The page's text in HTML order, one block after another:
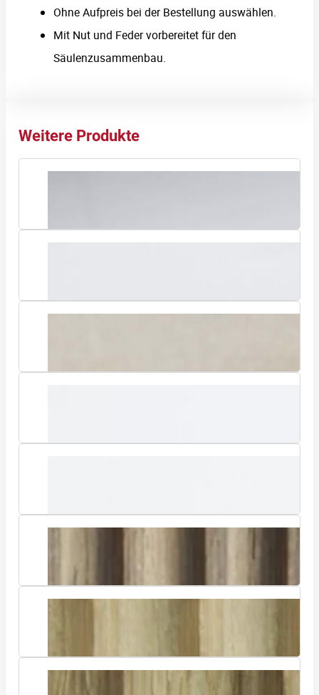
Weitere Produkte
RIVA Xtreme – Riffelplatten – 15 mm
Ohne Aufpreis bei der Bestellung auswählen.
Mit Nut und Feder vorbereitet für den
Säulenzusammenbau.